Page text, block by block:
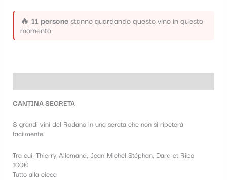
🔥 11 personestanno guardando questo vino in questo
momento
CANTINA SEGRETA
8 grandi vini del Rodano in una serata che non si ripeterà
facilmente.
Tra cui: Thierry Allemand, Jean-Michel Stéphan, Dard et Ribo
100€
Tutto alla cieca
g
r
a